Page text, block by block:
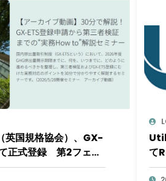
英国規格協会）、GX-
正式登録 第2フェー
化、企業の対応はど
て